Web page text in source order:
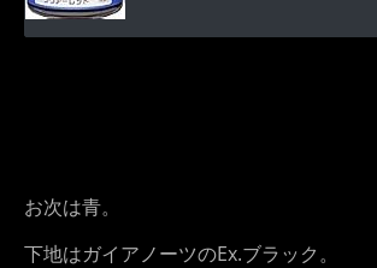
お次は青。
下地はガイアノーツのEx.ブラック。